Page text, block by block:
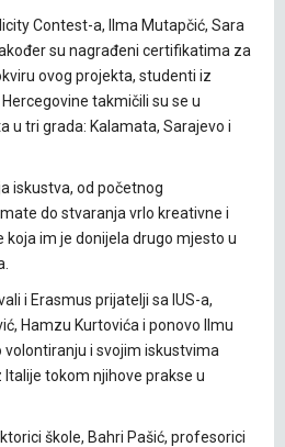
Contest-a, Ilma Mutapčić, Sara
su nagrađeni certifikatima za
ovog projekta, studenti iz
takmičili su se u
u tri grada: Kalamata, Sarajevo i
iskustva, od početnog
do stvaranja vrlo kreativne i
im je donijela drugo mjesto u
i Erasmus prijatelji sa IUS-a,
Hamzu Kurtovića i ponovo Ilmu
volontiranju i svojim iskustvima
tokom njihove prakse u
škole, Bahri Pašić, profesorici